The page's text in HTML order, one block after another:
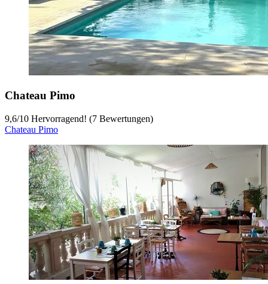
Chateau Pimo
9,6/10 Hervorragend! (7 Bewertungen)
Chateau Pimo